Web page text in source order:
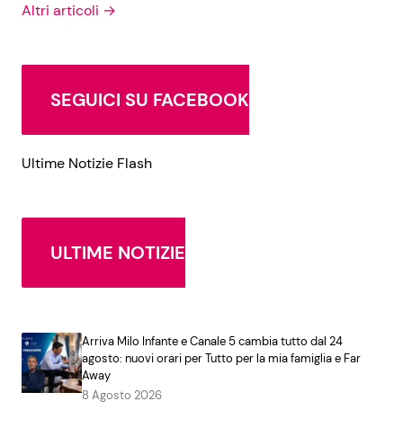
Altri articoli →
SEGUICI SU FACEBOOK
Ultime Notizie Flash
ULTIME NOTIZIE
Arriva Milo Infante e Canale 5 cambia tutto dal 24
agosto: nuovi orari per Tutto per la mia famiglia e Far
Away
8 Agosto 2026